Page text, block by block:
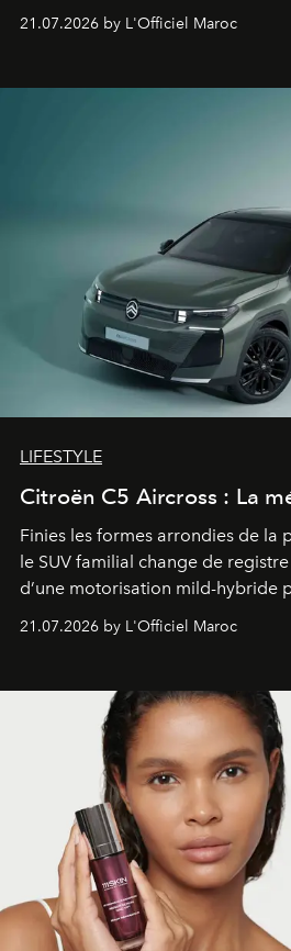
constructeur allemand a revu en
fétiche pour le rendre plus
21.07.2026 by L'Officiel Maroc
LIFESTYLE
Citroën C5 Aircross : La
Finies les formes arrondies de la
le SUV familial change de
d’une motorisation mild-hybride
économe. à n’en pas douter, le
gagné en maturité.
21.07.2026 by L'Officiel Maroc